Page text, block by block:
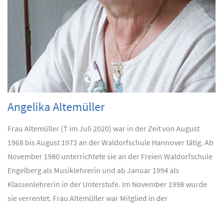
Angelika Altemüller
Frau Altemüller († im Juli 2020) war in der Zeit von August
1968 bis August 1973 an der Waldorfschule Hannover tätig. Ab
November 1980 unterrichtete sie an der Freien Waldorfschule
Engelberg als Musiklehrerin und ab Januar 1994 als
Klassenlehrerin in der Unterstufe. Im November 1998 wurde
sie verrentet. Frau Altemüller war Mitglied in der